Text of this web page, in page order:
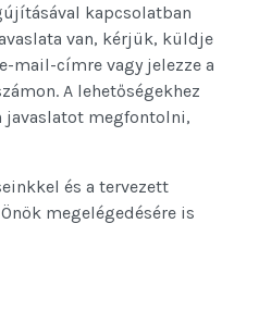
kapcsolatban
van, kérjük, küldje
e-mail-címre vagy jelezze a
A lehetőségekhez
javaslatot megfontolni,
és a tervezett
megelégedésére is